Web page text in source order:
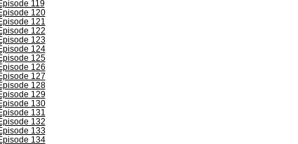
119
120
121
122
123
124
125
126
127
128
129
130
131
132
133
134